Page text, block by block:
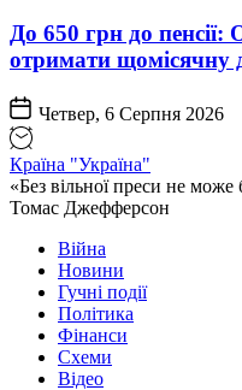
До 650 грн до пенсії:
отримати щомісячну
Четвер, 6 Серпня 2026
Країна "Україна"
«Без вільної преси не може
Томас Джефферсон
Війна
Новини
Гучні події
Політика
Фінанси
Схеми
Відео